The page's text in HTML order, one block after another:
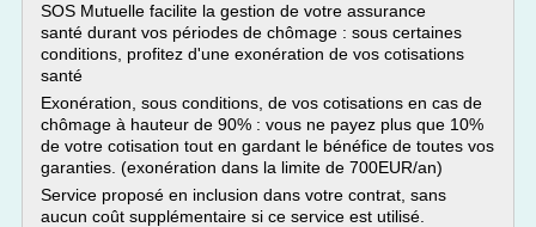
SOS Mutuelle facilite la gestion de votre assurance
santé durant vos périodes de chômage : sous certaines
conditions, profitez d'une exonération de vos cotisations
santé
Exonération, sous conditions, de vos cotisations en cas de
chômage à hauteur de 90% : vous ne payez plus que 10%
de votre cotisation tout en gardant le bénéfice de toutes vos
garanties. (exonération dans la limite de 700EUR/an)
Service proposé en inclusion dans votre contrat, sans
aucun coût supplémentaire si ce service est utilisé.